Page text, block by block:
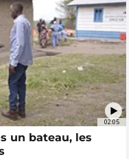
02:05
un bateau, les